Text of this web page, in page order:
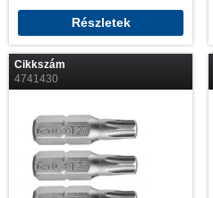
Részletek
Cikkszám
4741430